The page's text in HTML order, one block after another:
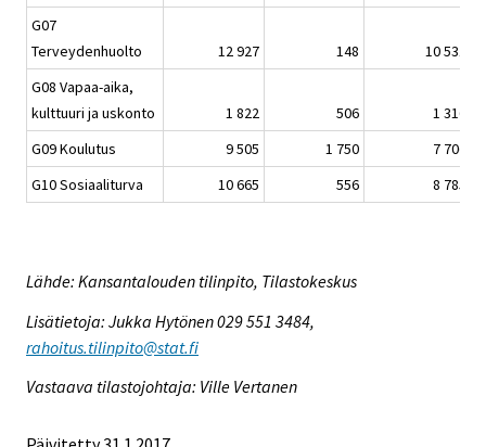
G07
Terveydenhuolto
12 927 148
10 531
G08 Vapaa-aika,
kulttuuri ja uskonto
1 822 506
1 316
G09 Koulutus
9 505 1 750
7 706
G10 Sosiaaliturva
10 665 556 8 785
Lähde: Kansantalouden tilinpito, Tilastokeskus
Lisätietoja: Jukka Hytönen 029 551 3484,
rahoitus.tilinpito@stat.fi
Vastaava tilastojohtaja: Ville Vertanen